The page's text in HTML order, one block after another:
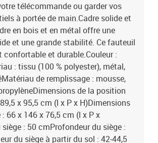
télécommande ou garder vos
à portée de main.Cadre solide et
en bois et en métal offre une
et une grande stabilité. Ce fauteuil
confortable et durable.Couleur :
: tissu (100 % polyester), métal,
de remplissage : mousse,
de la position
x 95,5 cm (l x P x H)Dimensions
66 x 146 x 76,5 cm (l x P x
siège : 50 cmProfondeur du siège :
du siège à partir du sol : 42-44,5